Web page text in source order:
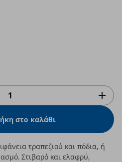
στο καλάθι
τραπεζιού και πόδια, ή
Στιβαρό και ελαφρύ,